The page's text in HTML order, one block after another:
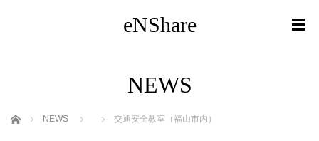
eNShare
NEWS
ホーム NEWS 交通安全教室（福山市内）